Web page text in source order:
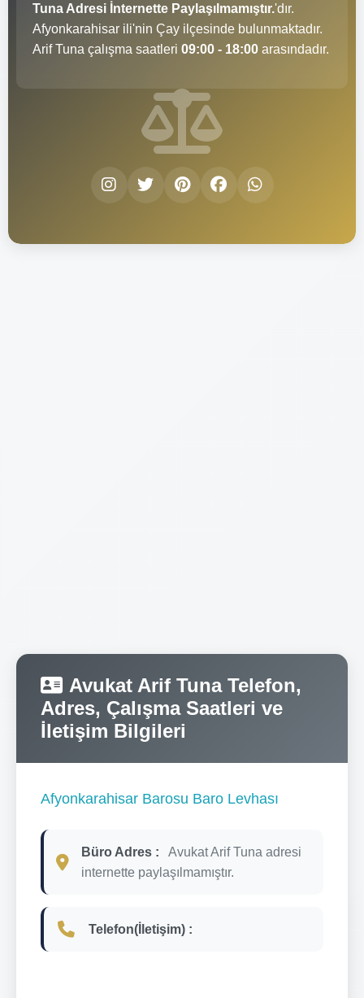
Tuna Adresi İnternette Paylaşılmamıştır.'dır.
Afyonkarahisar ili'nin Çay ilçesinde bulunmaktadır.
Arif Tuna çalışma saatleri 09:00 - 18:00 arasındadır.
Avukat Arif Tuna Telefon,
Adres, Çalışma Saatleri ve
İletişim Bilgileri
Afyonkarahisar Barosu Baro Levhası
Büro Adres :
Avukat Arif Tuna adresi
internette paylaşılmamıştır.
Telefon(İletişim) :